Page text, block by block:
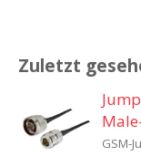
Zuletzt
GSM-